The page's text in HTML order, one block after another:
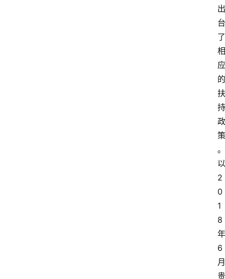
出
台
了
相
应
的
扶
持
政
策
。
以
2
0
1
8
年
6
月
贵